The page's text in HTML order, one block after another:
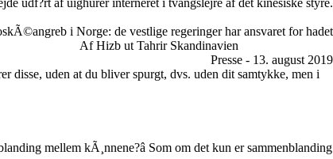
udf?rt af uighurer interneret i tvangslejre af det kinesiske styre.
i Norge: de vestlige regeringer har ansvaret for hadet
Af Hizb ut Tahrir Skandinavien
Presse - 13. august 2019
disse, uden at du bliver spurgt, dvs. uden dit samtykke, men i
mellem kÃ¸nnene?â Som om det kun er sammenblanding